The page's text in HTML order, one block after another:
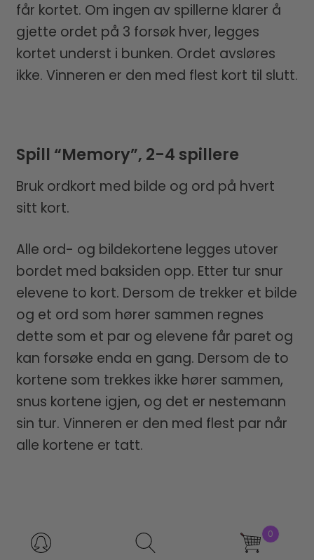
får kortet. Om ingen av spillerne klarer å
gjette ordet på 3 forsøk hver, legges
kortet underst i bunken. Ordet avsløres
ikke. Vinneren er den med flest kort til slutt.
Spill “Memory”, 2-4 spillere
Bruk ordkort med bilde og ord på hvert
sitt kort.
Alle ord- og bildekortene legges utover
bordet med baksiden opp. Etter tur snur
elevene to kort. Dersom de trekker et bilde
og et ord som hører sammen regnes
dette som et par og elevene får paret og
kan forsøke enda en gang. Dersom de to
kortene som trekkes ikke hører sammen,
snus kortene igjen, og det er nestemann
sin tur. Vinneren er den med flest par når
alle kortene er tatt.
Bruk ordkort med bilde på en side og ord
Products
search 0